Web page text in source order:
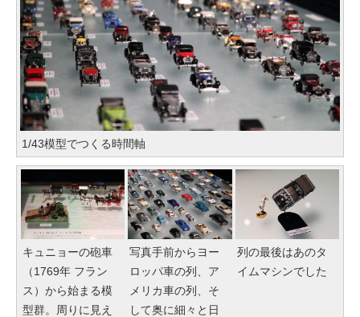
1/43模型でつくる時間軸
キュニョーの砲車
（1769年 フラン
ス）から始まる模
型群。周りに見え
写真手前からヨー
ロッパ車の列、ア
メリカ車の列、そ
して奥に細々と日
列の最後はあのタ
イムマシンでした